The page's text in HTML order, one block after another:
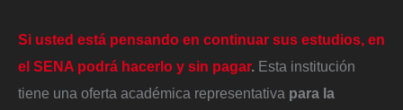
Si usted está pensando en continuar sus estudios, en
el SENA podrá hacerlo y sin pagar. Esta institución
tiene una oferta académica representativa para la